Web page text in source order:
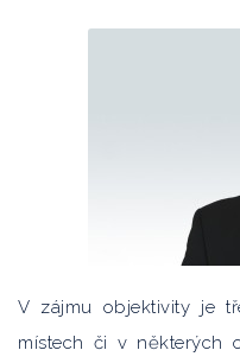
V zájmu objektivity je
místech či v některých